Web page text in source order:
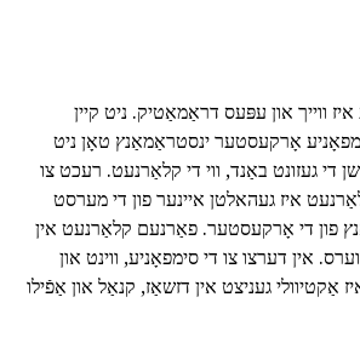
ווייך און עפּעס דראַמאַטיק. ניט קיין
אָרקעסטער ינסטראַמאַנץ טאָן ניט
די געזונט באַנד, ווי די קלאַרנעט. רעכט צו
איז געהאלטן איינער פון די מערסט
פון די אָרקעסטער. פאַרנעם קלאַרנעט אין
אין דערצו צו די סימפאָניע, ווינט און
אַקטיוולי געניצט אין דזשאַז, קנאַל און אַפֿילו